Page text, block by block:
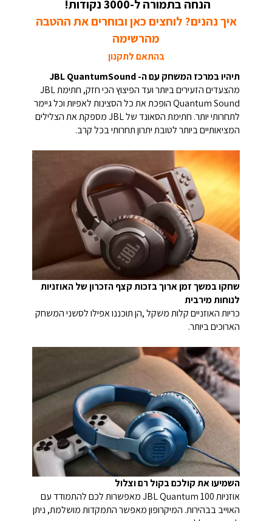
הנחה בתמורה ל-3000 נקודות!
איך נהנים? לוחצים כאן ובוחרים את ההטבה
מהרשימה
בהתאם לתקנון
תיהיו במרכז המשחק עם ה- JBL QuantumSound
מהצעדים הזעירים ביותר ועד הפיצוץ הכי חזק, חתימת JBL
Quantum Sound הופכת את כל הסצינות לאפיות וכל גיימר
לתחרותי יותר. חתימת הסאונד של JBL מספקת את הצלילים
המציאותיים ביותר לטובת יתרון תחרותי בכל קרב.
שחקו במשך זמן ארוך בזכות קצף הזכרון של האוזניות
לנוחות מירבית
כריות האוזניים קלות משקל ,הן תוכננו אפילו לסשני המשחק
הארוכים ביותר.
השמיעו את קולכם בקול רם וצלול
אוזניות JBL Quantum 100 מאפשרות לכם להתמודד עם
האוייב בבהירות. המיקרופון מאפשר התמקדות מושלמת, ניתן